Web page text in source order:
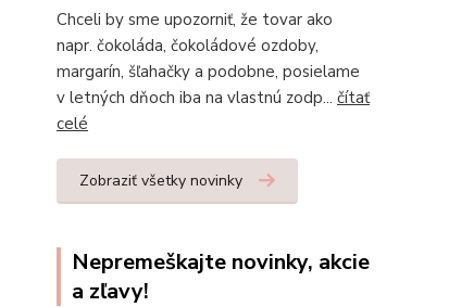
Chceli by sme upozorniť, že tovar ako
napr. čokoláda, čokoládové ozdoby,
margarín, šľahačky a podobne, posielame
v letných dňoch iba na vlastnú zodp... čítať
celé
Zobraziť všetky novinky
Nepremeškajte novinky, akcie
a zľavy!